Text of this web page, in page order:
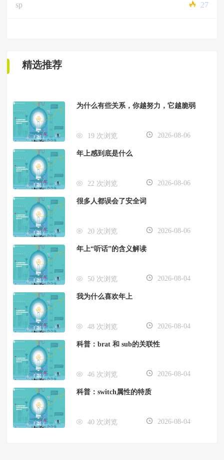
sp 27
精选推荐
为什么有些关系，你越努力，它越脆弱
19 次浏览 2026-08-06
年上感到底是什么
22 次浏览 2026-08-06
很多人都误会了安全词
20 次浏览 2026-08-06
年上“听话”的含义解读
50 次浏览 2026-08-04
我为什么喜欢年上
48 次浏览 2026-08-04
科普：brat 和 sub的关联性
46 次浏览 2026-08-04
科普：switch属性的特质
40 次浏览 2026-08-04